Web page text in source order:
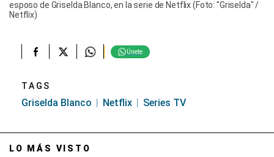
esposo de Griselda Blanco, en la serie de Netflix (Foto: "Griselda" /
Netflix)
Únete
TAGS
Griselda Blanco Netflix Series TV
LO MÁS VISTO